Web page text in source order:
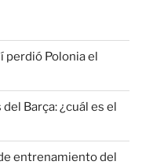
perdió Polonia el
Barça: ¿cuál es el
entrenamiento del